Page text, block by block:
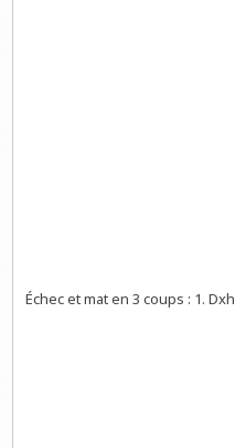
Échec et mat en 3 coups : 1.